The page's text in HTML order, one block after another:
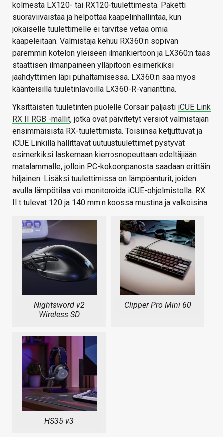
kolmesta LX120- tai RX120-tuulettimesta. Paketti
suoraviivaistaa ja helpottaa kaapelinhallintaa, kun
jokaiselle tuulettimelle ei tarvitse vetää omia
kaapeleitaan. Valmistaja kehuu RX360:n sopivan
paremmin kotelon yleiseen ilmankiertoon ja LX360:n taas
staattisen ilmanpaineen ylläpitoon esimerkiksi
jäähdyttimen läpi puhaltamisessa. LX360:n saa myös
käänteisillä tuuletinlavoilla LX360-R-varianttina.
Yksittäisten tuuletinten puolelle Corsair paljasti iCUE Link
RX II RGB -mallit, jotka ovat päivitetyt versiot valmistajan
ensimmäisistä RX-tuulettimista. Toisiinsa ketjuttuvat ja
iCUE Linkillä hallittavat uutuustuulettimet pystyvät
esimerkiksi laskemaan kierrosnopeuttaan edeltäjiään
matalammalle, jolloin PC-kokoonpanosta saadaan erittäin
hiljainen. Lisäksi tuulettimissa on lämpöanturit, joiden
avulla lämpötilaa voi monitoroida iCUE-ohjelmistolla. RX
II:t tulevat 120 ja 140 mm:n koossa mustina ja valkoisina.
Nightsword v2
Wireless SD
Clipper Pro Mini 60
HS35 v3